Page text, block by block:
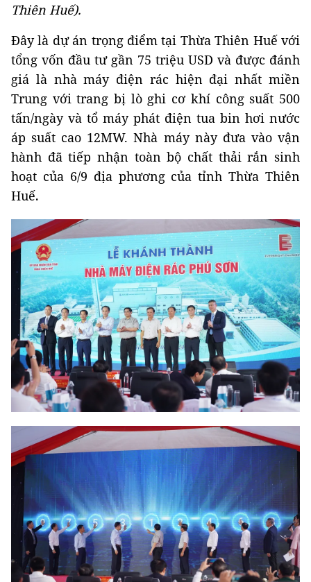
Thiên Huế).
Đây là dự án trọng điểm tại Thừa Thiên Huế với
tổng vốn đầu tư gần 75 triệu USD và được đánh
giá là nhà máy điện rác hiện đại nhất miền
Trung với trang bị lò ghi cơ khí công suất 500
tấn/ngày và tổ máy phát điện tua bin hơi nước
áp suất cao 12MW. Nhà máy này đưa vào vận
hành đã tiếp nhận toàn bộ chất thải rắn sinh
hoạt của 6/9 địa phương của tỉnh Thừa Thiên
Huế.